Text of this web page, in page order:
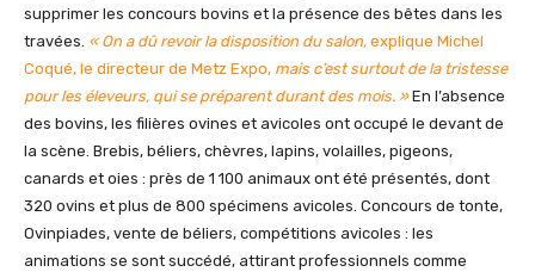
supprimer les concours bovins et la présence des bêtes dans les
travées. « On a dû revoir la disposition du salon, explique Michel
Coqué, le directeur de Metz Expo, mais c’est surtout de la tristesse
pour les éleveurs, qui se préparent durant des mois. »En l’absence
des bovins, les filières ovines et avicoles ont occupé le devant de
la scène. Brebis, béliers, chèvres, lapins, volailles, pigeons,
canards et oies : près de 1 100 animaux ont été présentés, dont
320 ovins et plus de 800 spécimens avicoles. Concours de tonte,
Ovinpiades, vente de béliers, compétitions avicoles : les
animations se sont succédé, attirant professionnels comme